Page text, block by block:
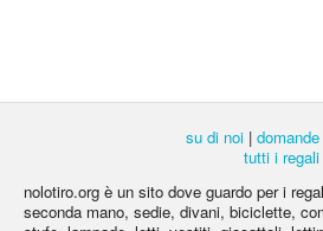
su di noi |
tutti i regali
nolotiro.org è un sito dove guardo per i
seconda mano, sedie, divani, biciclette,